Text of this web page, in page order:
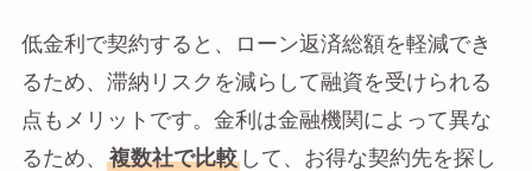
低金利で契約すると、ローン返済総額を軽減でき
るため、滞納リスクを減らして融資を受けられる
点もメリットです。金利は金融機関によって異な
るため、
複数社で比較して、お得な契約先を探し